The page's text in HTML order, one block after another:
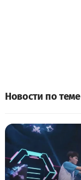
Новости по теме